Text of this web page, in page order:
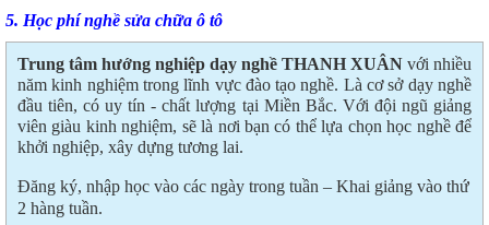
5. Học phí nghề sửa chữa ô tô
Trung tâm hướng nghiệp dạy nghề THANH XUÂN với nhiều
năm kinh nghiệm trong lĩnh vực đào tạo nghề. Là cơ sở dạy nghề
đầu tiên, có uy tín - chất lượng tại Miền Bắc. Với đội ngũ giảng
viên giàu kinh nghiệm, sẽ là nơi bạn có thể lựa chọn học nghề để
khởi nghiệp, xây dựng tương lai.
Đăng ký, nhập học vào các ngày trong tuần – Khai giảng vào thứ
2 hàng tuần.